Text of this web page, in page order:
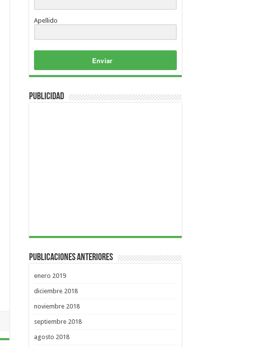
Apellido
Publicidad
Publicaciones Anteriores
enero 2019
diciembre 2018
noviembre 2018
septiembre 2018
agosto 2018